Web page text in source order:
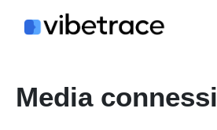
Media connessi